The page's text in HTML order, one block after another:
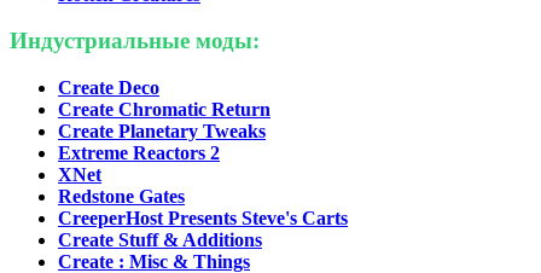
Индустриальные моды:
Create Deco
Create Chromatic Return
Create Planetary Tweaks
Extreme Reactors 2
XNet
Redstone Gates
CreeperHost Presents Steve's Carts
Create Stuff & Additions
Create : Misc & Things